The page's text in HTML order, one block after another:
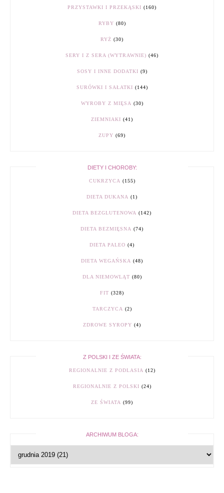
PRZYSTAWKI I PRZEKĄSKI (160)
RYBY (80)
RYŻ (30)
SERY I Z SERA (WYTRAWNIE) (46)
SOSY I INNE DODATKI (9)
SURÓWKI I SAŁATKI (144)
WYROBY Z MIĘSA (30)
ZIEMNIAKI (41)
ZUPY (69)
DIETY I CHOROBY:
CUKRZYCA (155)
DIETA DUKANA (1)
DIETA BEZGLUTENOWA (142)
DIETA BEZMIĘSNA (74)
DIETA PALEO (4)
DIETA WEGAŃSKA (48)
DLA NIEMOWLĄT (80)
FIT (328)
TARCZYCA (2)
ZDROWE SYROPY (4)
Z POLSKI I ZE ŚWIATA:
REGIONALNIE Z PODLASIA (12)
REGIONALNIE Z POLSKI (24)
ZE ŚWIATA (99)
ARCHIWUM BLOGA: